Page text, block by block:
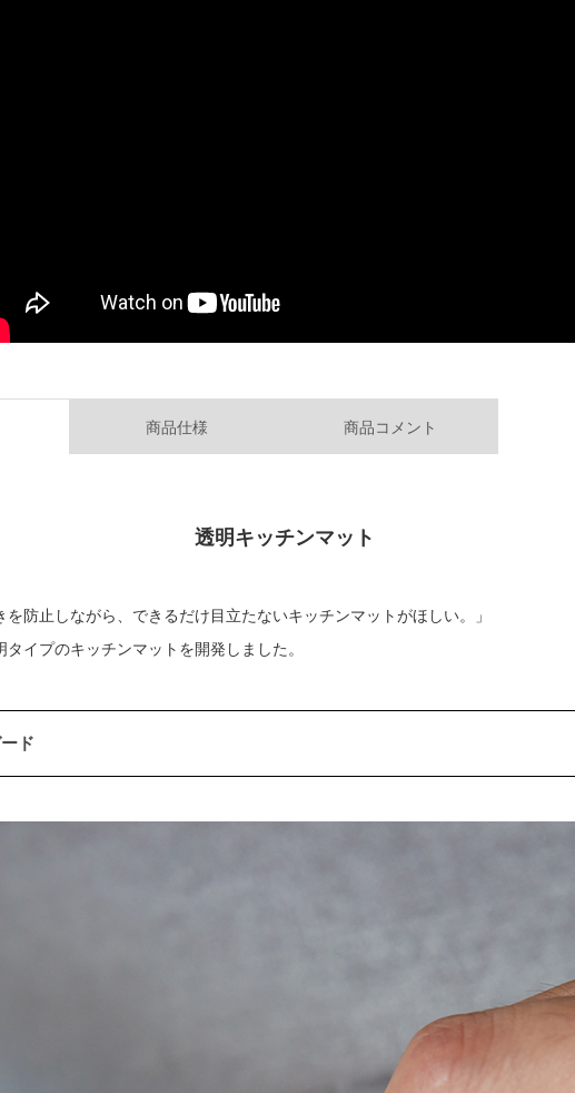
商品仕様 商品コメント
透明キッチンマット
を防止しながら、できるだけ目立たないキッチンマットがほしい。」
イプのキッチンマットを開発しました。
ド